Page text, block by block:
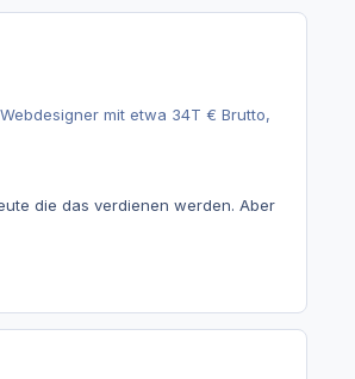
mit etwa 34T € Brutto,
die das verdienen werden. Aber